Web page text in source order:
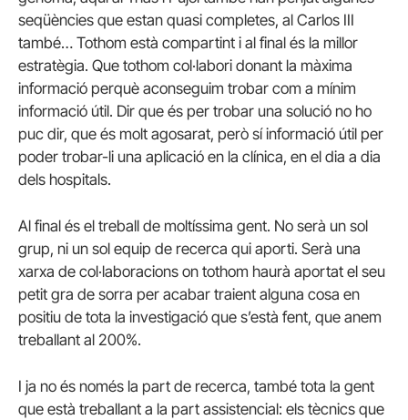
seqüències que estan quasi completes, al Carlos III
també… Tothom està compartint i al final és la millor
estratègia. Que tothom col·labori donant la màxima
informació perquè aconseguim trobar com a mínim
informació útil. Dir que és per trobar una solució no ho
puc dir, que és molt agosarat, però sí informació útil per
poder trobar-li una aplicació en la clínica, en el dia a dia
dels hospitals.
Al final és el treball de moltíssima gent. No serà un sol
grup, ni un sol equip de recerca qui aporti. Serà una
xarxa de col·laboracions on tothom haurà aportat el seu
petit gra de sorra per acabar traient alguna cosa en
positiu de tota la investigació que s’està fent, que anem
treballant al 200%.
I ja no és només la part de recerca, també tota la gent
que està treballant a la part assistencial: els tècnics que